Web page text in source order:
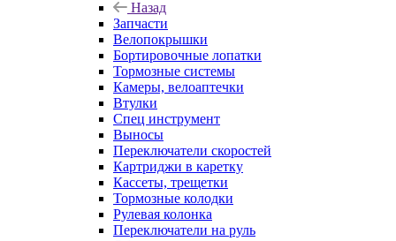
Назад
Запчасти
Велопокрышки
Бортировочные лопатки
Тормозные системы
Камеры, велоаптечки
Втулки
Спец инструмент
Выносы
Переключатели скоростей
Картриджи в каретку
Кассеты, трещетки
Тормозные колодки
Рулевая колонка
Переключатели на руль